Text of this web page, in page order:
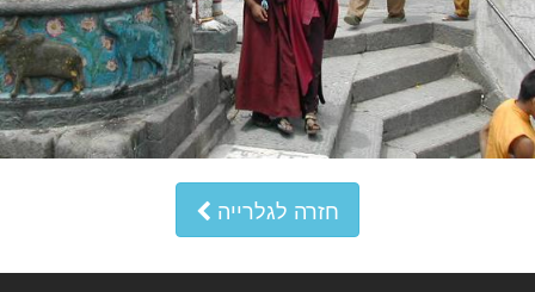
חזרה לגלרייה